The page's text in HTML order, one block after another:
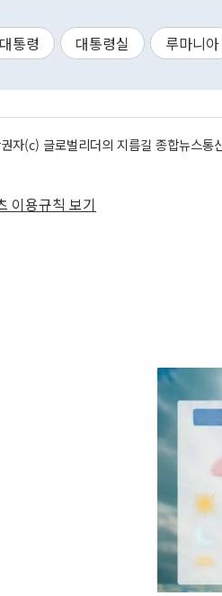
대통령 대통령실 루마니아
자(c) 글로벌리더의 지름길 종합뉴스
이용규칙 보기